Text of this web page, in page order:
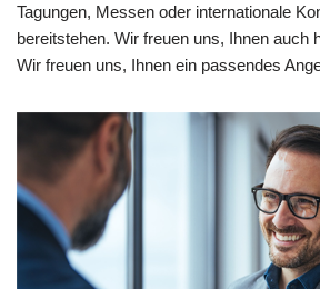
Tagungen, Messen oder internationale
bereitstehen. Wir freuen uns, Ihnen auch
Wir freuen uns, Ihnen ein passendes